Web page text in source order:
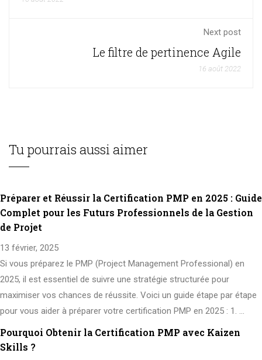
Next post
Le filtre de pertinence Agile
16 août 2022
Tu pourrais aussi aimer
Préparer et Réussir la Certification PMP en 2025 : Guide
Complet pour les Futurs Professionnels de la Gestion
de Projet
13 février, 2025
Si vous préparez le PMP (Project Management Professional) en
2025, il est essentiel de suivre une stratégie structurée pour
maximiser vos chances de réussite. Voici un guide étape par étape
pour vous aider à préparer votre certification PMP en 2025 : 1. …
Pourquoi Obtenir la Certification PMP avec Kaizen
Skills ?